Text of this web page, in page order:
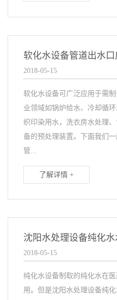
软化水设备管道出水口
2018-05-15
软化水设备可广泛应用于需
业领域如锅炉给水、冷却循
织印染用水，洗衣房水处理
备的预处理装置。下面我们
管...
了解详情 +
沈阳水处理设备纯化
2018-05-15
纯化水设备制取的纯化水在
用。但是沈阳水处理设备纯